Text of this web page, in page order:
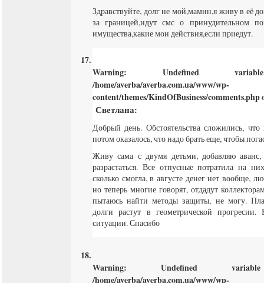
Здравствуйте, долг не мой,мамин,я живу в её
за границей,идут смс о принудительном
имущества,какие мои действия,если приедут.
Warning: Undefined
/home/averba/averba.com.ua/www/wp-
content/themes/KindOfBusiness/comments.php
Светлана:
Добрый день. Обстоятельства сложились,
потом оказалось, что надо брать еще, чтобы
Живу сама с двумя детьми, добавляю
разрастаться. Все отпусные потратила на
сколько смогла, в августе денег нет вообще,
но теперь многие говорят, отдадут
пытаюсь найти методы защиты, не могу.
долги растут в геометрической
ситуации. Спасибо
Warning: Undefined
/home/averba/averba.com.ua/www/wp-